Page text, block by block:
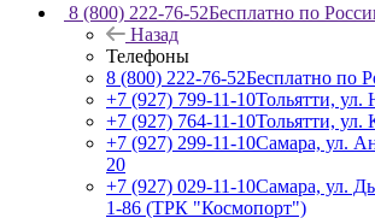
8 (800) 222-76-52Бесплатно по
Назад
Телефоны
8 (800) 222-76-52Бесплатно по
+7 (927) 799-11-10Тольятти,
+7 (927) 764-11-10Тольятти, ул.
+7 (927) 299-11-10Самара, ул.
20
+7 (927) 029-11-10Самара, ул.
1-86 (ТРК "Космопорт")